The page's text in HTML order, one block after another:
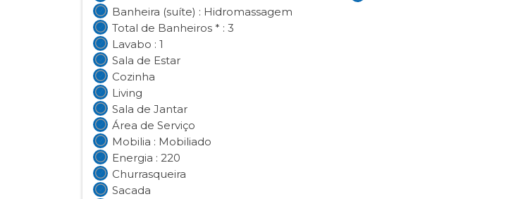
Banheira (suíte) : Hidromassagem
Total de Banheiros * : 3
Lavabo : 1
Sala de Estar
Cozinha
Living
Sala de Jantar
Área de Serviço
Mobilia : Mobiliado
Energia : 220
Churrasqueira
Sacada